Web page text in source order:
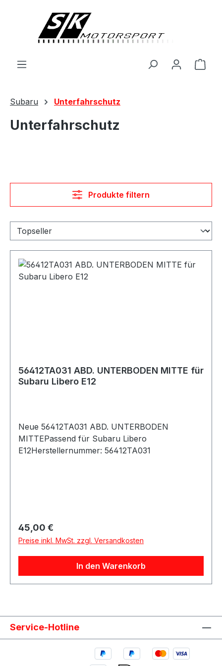
Subaru Unterfahrschutz
Unterfahrschutz
Produkte filtern
56412TA031 ABD. UNTERBODEN MITTE für
Subaru Libero E12
Neue 56412TA031 ABD. UNTERBODEN
MITTEPassend für Subaru Libero
E12Herstellernummer: 56412TA031
Regulärer Preis:
45,00 €
Preise inkl. MwSt. zzgl. Versandkosten
In den Warenkorb
Service-Hotline